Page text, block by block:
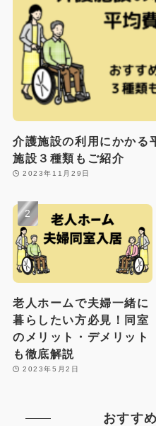
介護施設の利用にかかる
施設３種類もご紹介
2023年11月29日
老人ホームで夫婦一緒に
暮らしたい方必見！同室
のメリット・デメリット
も徹底解説
2023年5月2日
おすす